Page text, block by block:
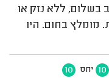
בשלום, ללא נזק או
מומלץ בחום. היו
10 יחס 10